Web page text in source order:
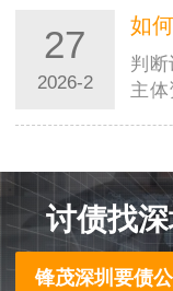
种
用
27
2026-2
判
主体
违法
合…
讨债找
锋茂深圳要债